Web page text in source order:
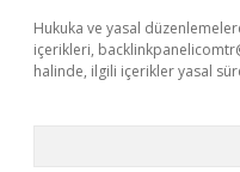
Hukuka ve yasal
içerikleri,
halinde, ilgili içerikler yasal